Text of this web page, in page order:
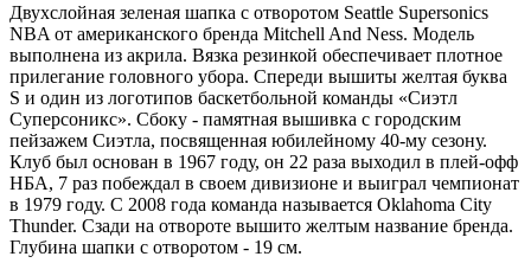
Двухслойная зеленая шапка с отворотом Seattle Supersonics
NBA от американского бренда Mitchell And Ness. Модель
выполнена из акрила. Вязка резинкой обеспечивает плотное
прилегание головного убора. Спереди вышиты желтая буква
S и один из логотипов баскетбольной команды «Сиэтл
Суперсоникс». Сбоку - памятная вышивка с городским
пейзажем Сиэтла, посвященная юбилейному 40-му сезону.
Клуб был основан в 1967 году, он 22 раза выходил в плей-офф
НБА, 7 раз побеждал в своем дивизионе и выиграл чемпионат
в 1979 году. С 2008 года команда называется Oklahoma City
Thunder. Сзади на отвороте вышито желтым название бренда.
Глубина шапки с отворотом - 19 см.